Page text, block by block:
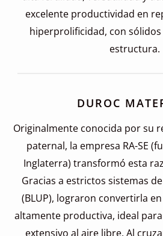
excelente productividad en
hiperprolificidad, con
estructura.
DUROC
Originalmente conocida por su
paternal, la empresa RA-SE
Inglaterra) transformó esta
Gracias a estrictos sistemas
(BLUP), lograron convertirla
altamente productiva, ideal
extensivo al aire libre. Al